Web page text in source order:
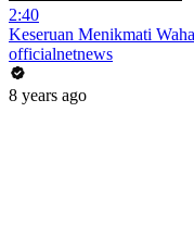
2:40
Keseruan Menikmati
officialnetnews
8 years ago